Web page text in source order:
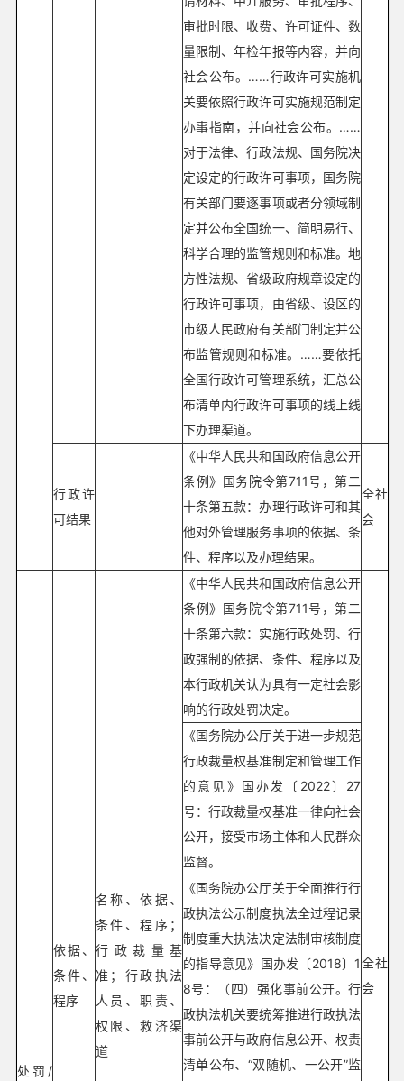
审批时限、收费、许可证件、数
量限制、年检年报等内容，并向
社会公布。……行政许可实施机
关要依照行政许可实施规范制定
办事指南，并向社会公布。……
对于法律、行政法规、国务院决
定设定的行政许可事项，国务院
有关部门要逐事项或者分领域制
定并公布全国统一、简明易行、
科学合理的监管规则和标准。地
方性法规、省级政府规章设定的
行政许可事项，由省级、设区的
市级人民政府有关部门制定并公
布监管规则和标准。……要依托
全国行政许可管理系统，汇总公
布清单内行政许可事项的线上线
下办理渠道。
行政许
可结果
《中华人民共和国政府信息公开
条例》国务院令第711号，第二
十条第五款：办理行政许可和其
他对外管理服务事项的依据、条
件、程序以及办理结果。
全社
会
处罚/
依据、
条件、
程序
名称、依据、
条件、程序；
行政裁量基
准；行政执法
人员、职责、
权限、救济渠
道
《中华人民共和国政府信息公开
条例》国务院令第711号，第二
十条第六款：实施行政处罚、行
政强制的依据、条件、程序以及
本行政机关认为具有一定社会影
响的行政处罚决定。
全社
会
《国务院办公厅关于进一步规范
行政裁量权基准制定和管理工作
的意见》国办发〔2022〕27
号：行政裁量权基准一律向社会
公开，接受市场主体和人民群众
监督。
《国务院办公厅关于全面推行行
政执法公示制度执法全过程记录
制度重大执法决定法制审核制度
的指导意见》国办发〔2018〕1
8号：（四）强化事前公开。行
政执法机关要统筹推进行政执法
事前公开与政府信息公开、权责
清单公布、“双随机、一公开”监